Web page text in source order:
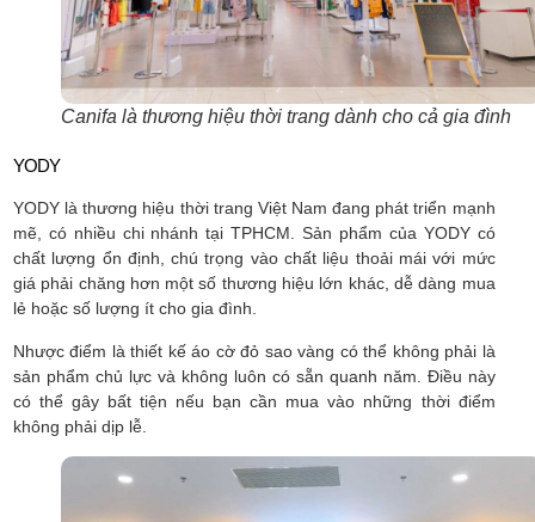
Canifa là thương hiệu thời trang dành cho cả gia đình
YODY
YODY là thương hiệu thời trang Việt Nam đang phát triển mạnh
mẽ, có nhiều chi nhánh tại TPHCM. Sản phẩm của YODY có
chất lượng ổn định, chú trọng vào chất liệu thoải mái với mức
giá phải chăng hơn một số thương hiệu lớn khác, dễ dàng mua
lẻ hoặc số lượng ít cho gia đình.
Nhược điểm là thiết kế áo cờ đỏ sao vàng có thể không phải là
sản phẩm chủ lực và không luôn có sẵn quanh năm. Điều này
có thể gây bất tiện nếu bạn cần mua vào những thời điểm
không phải dịp lễ.